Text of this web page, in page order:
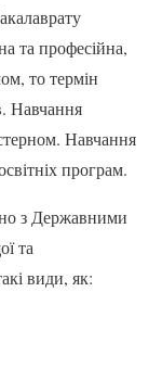
та професійна,
то термін
Навчання
Навчання
програм.
з Державними
та
види, як: